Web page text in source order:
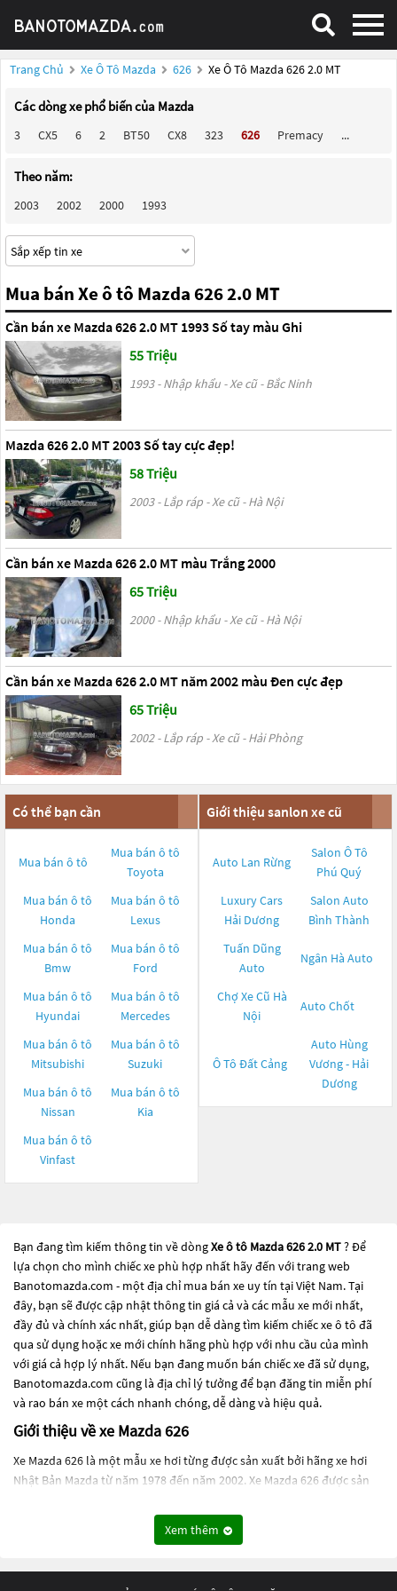
Trang Chủ Xe Ô Tô Mazda 626 Xe Ô Tô Mazda 626 2.0 MT
Các dòng xe phổ biến của Mazda
3 CX5 6 2 BT50 CX8 323 626 Premacy ...
Theo năm:
2003 2002 2000 1993
Mua bán Xe ô tô Mazda 626 2.0 MT
Cần bán xe Mazda 626 2.0 MT 1993 Số tay màu Ghi
55 Triệu
1993 - Nhập khẩu - Xe cũ - Bắc Ninh
Mazda 626 2.0 MT 2003 Số tay cực đẹp!
58 Triệu
2003 - Lắp ráp - Xe cũ - Hà Nội
Cần bán xe Mazda 626 2.0 MT màu Trắng 2000
65 Triệu
2000 - Nhập khẩu - Xe cũ - Hà Nội
Cần bán xe Mazda 626 2.0 MT năm 2002 màu Đen cực đẹp
65 Triệu
2002 - Lắp ráp - Xe cũ - Hải Phòng
Có thể bạn cần
Mua bán ô tô
Mua bán ô tô
Toyota
Mua bán ô tô
Honda
Mua bán ô tô
Lexus
Mua bán ô tô
Bmw
Mua bán ô tô
Ford
Mua bán ô tô
Hyundai
Mua bán ô tô
Mercedes
Mua bán ô tô
Mitsubishi
Mua bán ô tô
Suzuki
Mua bán ô tô
Nissan
Mua bán ô tô
Kia
Mua bán ô tô
Vinfast
Giới thiệu sanlon xe cũ
Auto Lan Rừng
Salon Ô Tô
Phú Quý
Luxury Cars
Hải Dương
Salon Auto
Bình Thành
Tuấn Dũng
Auto
Ngân Hà Auto
Chợ Xe Cũ Hà
Nội
Auto Chốt
Ô Tô Đất Cảng
Auto Hùng
Vương - Hải
Dương
Bạn đang tìm kiếm thông tin về dòngXe ô tô Mazda 626 2.0 MT? Để
lựa chọn cho mình chiếc xe phù hợp nhất hãy đến với trang web
Banotomazda.com - một địa chỉ mua bán xe uy tín tại Việt Nam. Tại
đây, bạn sẽ được cập nhật thông tin giá cả và các mẫu xe mới nhất,
đầy đủ và chính xác nhất, giúp bạn dễ dàng tìm kiếm chiếc xe ô tô đã
qua sử dụng hoặc xe mới chính hãng phù hợp với nhu cầu của mình
với giá cả hợp lý nhất. Nếu bạn đang muốn bán chiếc xe đã sử dụng,
Banotomazda.com cũng là địa chỉ lý tưởng để bạn đăng tin miễn phí
và rao bán xe một cách nhanh chóng, dễ dàng và hiệu quả.
Giới thiệu về xe Mazda 626
Xe Mazda 626 là một mẫu xe hơi từng được sản xuất bởi hãng xe hơi
Nhật Bản Mazda từ năm 1978 đến năm 2002. Xe Mazda 626 được sản
Được đưa ra vào năm 1978, Mazda 626 đầu tiên là một phiên bản nâng
xe bán chạy nhất của Mazda trong nhiều năm. Trong suốt quá trình
Xem thêm